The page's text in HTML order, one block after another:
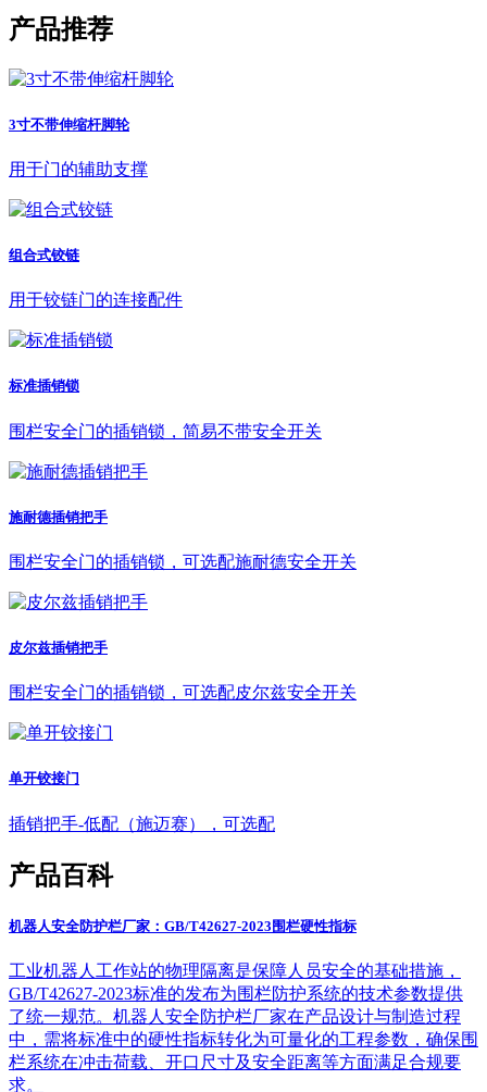
产品推荐
3寸不带伸缩杆脚轮
用于门的辅助支撑
组合式铰链
用于铰链门的连接配件
标准插销锁
围栏安全门的插销锁，简易不带安全开关
施耐德插销把手
围栏安全门的插销锁，可选配施耐德安全开关
皮尔兹插销把手
围栏安全门的插销锁，可选配皮尔兹安全开关
单开铰接门
插销把手-低配（施迈赛），可选配
产品百科
机器人安全防护栏厂家：GB/T42627-2023围栏硬性指标
工业机器人工作站的物理隔离是保障人员安全的基础措施，
GB/T42627-2023标准的发布为围栏防护系统的技术参数提供
了统一规范。机器人安全防护栏厂家在产品设计与制造过程
中，需将标准中的硬性指标转化为可量化的工程参数，确保围
栏系统在冲击荷载、开口尺寸及安全距离等方面满足合规要
求。